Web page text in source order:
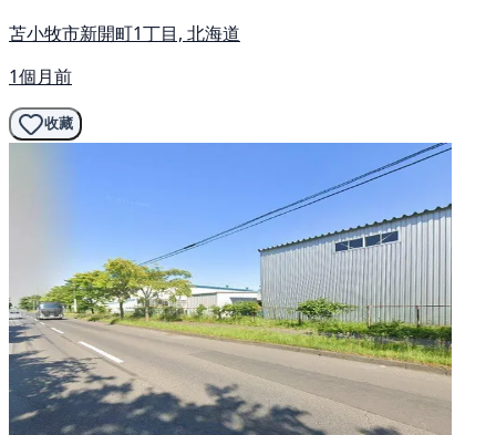
苫小牧市新開町1丁目, 北海道
1個月前
收藏